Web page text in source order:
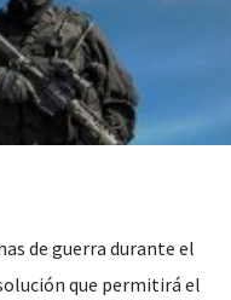
de guerra durante el
que permitirá el